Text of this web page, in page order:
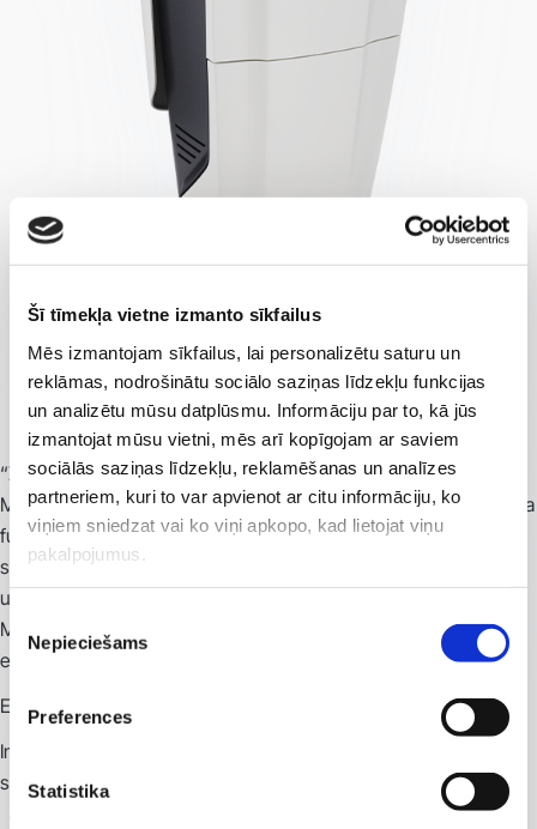
Šī tīmekļa vietne izmanto sīkfailus
Mēs izmantojam sīkfailus, lai personalizētu saturu un
reklāmas, nodrošinātu sociālo saziņas līdzekļu funkcijas
un analizētu mūsu datplūsmu. Informāciju par to, kā jūs
izmantojat mūsu vietni, mēs arī kopīgojam ar saviem
sociālās saziņas līdzekļu, reklamēšanas un analīzes
partneriem, kuri to var apvienot ar citu informāciju, ko
viņiem sniedzat vai ko viņi apkopo, kad lietojat viņu
pakalpojumus.
izvēle
Nepieciešams
Preferences
Statistika
“ZShape” ir inovatīva medicīnas tehnoloģiju ražotāja “Zimmer
MedizinSysteme” (Vācija) radiofrekvences iekārta ar vakuuma
funkciju. Tas ļauj vēl efektīvāk un mērķtiecīgāk uzlabot ādas
stāvokli un ķermeņa aprises. Ņemot vērā daudzu gadu laikā
uzkrāto pieredzi un iespējas tehnoloģiju attīstībā, “Zimmer
MedizinSysteme” ir radījis radiofrekvences sistēmu īpaši
efektīvai, tomēr ļoti saudzīgai terapijai.
Efektīva&saudzējoša ādas un ķermeņa korekcija
Inovatīvā radiofrekvences sistēma “ZShape” ļauj veikt īpaši
saudzējošu un efektīvu radiofrekvences terapiju: